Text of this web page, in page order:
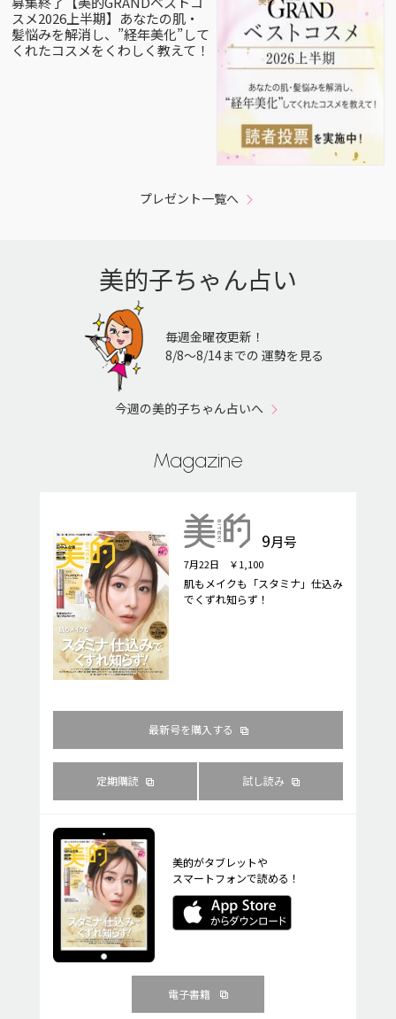
スメ2026上半期】あなたの肌・
髪悩みを解消し、”経年美化”して
くれたコスメをくわしく教えて！
プレゼント一覧へ
美的子ちゃん占い
毎週金曜夜更新！
8/8〜8/14までの 運勢を見る
今週の美的子ちゃん占いへ
Magazine
9月号
7月22日 ￥1,100
肌もメイクも「スタミナ」仕込み
でくずれ知らず！
最新号を購入する
定期購読 試し読み
美的がタブレットや
スマートフォンで読める！
電子書籍